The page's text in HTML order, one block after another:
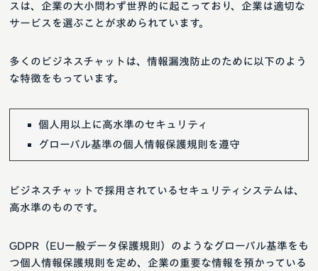
スは、企業の大小問わず世界的に起こっており、企業は適切な
サービスを選ぶことが求められています。
多くのビジネスチャットは、情報漏洩防止のために以下のよう
な特徴をもっています。
個人用以上に高水準のセキュリティ
グローバル基準の個人情報保護規則を遵守
ビジネスチャットで採用されているセキュリティシステムは、
高水準のものです。
GDPR（EU一般データ保護規則）のようなグローバル基準をも
つ個人情報保護規則を定め、企業の重要な情報を預かっている